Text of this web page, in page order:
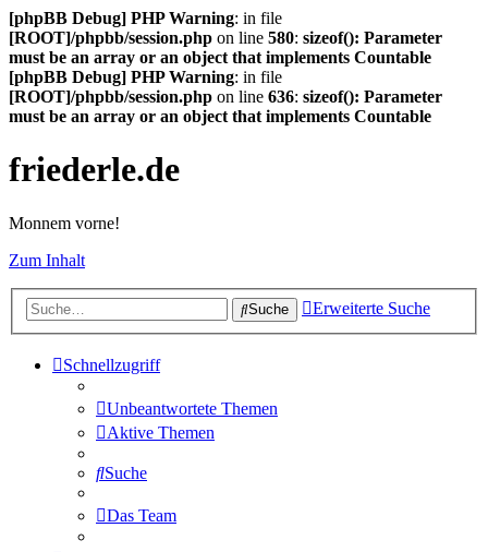
[phpBB Debug] PHP Warning: in file
[ROOT]/phpbb/session.php on line 580: sizeof(): Parameter
must be an array or an object that implements Countable
[phpBB Debug] PHP Warning: in file
[ROOT]/phpbb/session.php on line 636: sizeof(): Parameter
must be an array or an object that implements Countable
friederle.de
Monnem vorne!
Zum Inhalt
Suche Erweiterte Suche
Schnellzugriff
Unbeantwortete Themen
Aktive Themen
Suche
Das Team